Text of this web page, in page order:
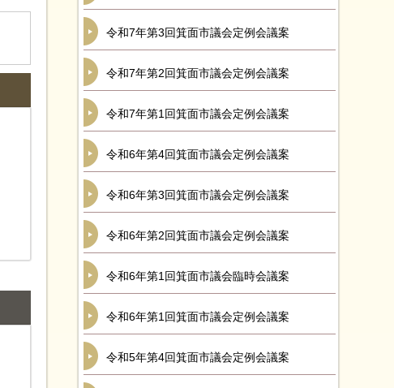
令和7年第3回箕面市議会定例会議案
令和7年第2回箕面市議会定例会議案
令和7年第1回箕面市議会定例会議案
令和6年第4回箕面市議会定例会議案
令和6年第3回箕面市議会定例会議案
令和6年第2回箕面市議会定例会議案
令和6年第1回箕面市議会臨時会議案
令和6年第1回箕面市議会定例会議案
令和5年第4回箕面市議会定例会議案